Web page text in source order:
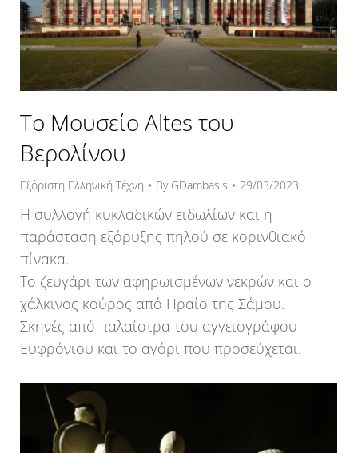
Το Μουσείο Altes του
Βερολίνου
Εξόριστη Ελληνική Τέχνη By GDambasis 29/03/2023
Η συλλογή κυκλαδικών ειδωλίων και η
παράσταση εξόρυξης πηλού σε κορινθιακό
πίνακα.
Το ζευγάρι των αφηρωισμένων νεκρών και ο
χάλκινος κούρος από Ηραίο της Σάμου.
Σκηνές από παλαίστρα του αγγειογράφου
Ευφρόνιου και το αγόρι που προσεύχεται.